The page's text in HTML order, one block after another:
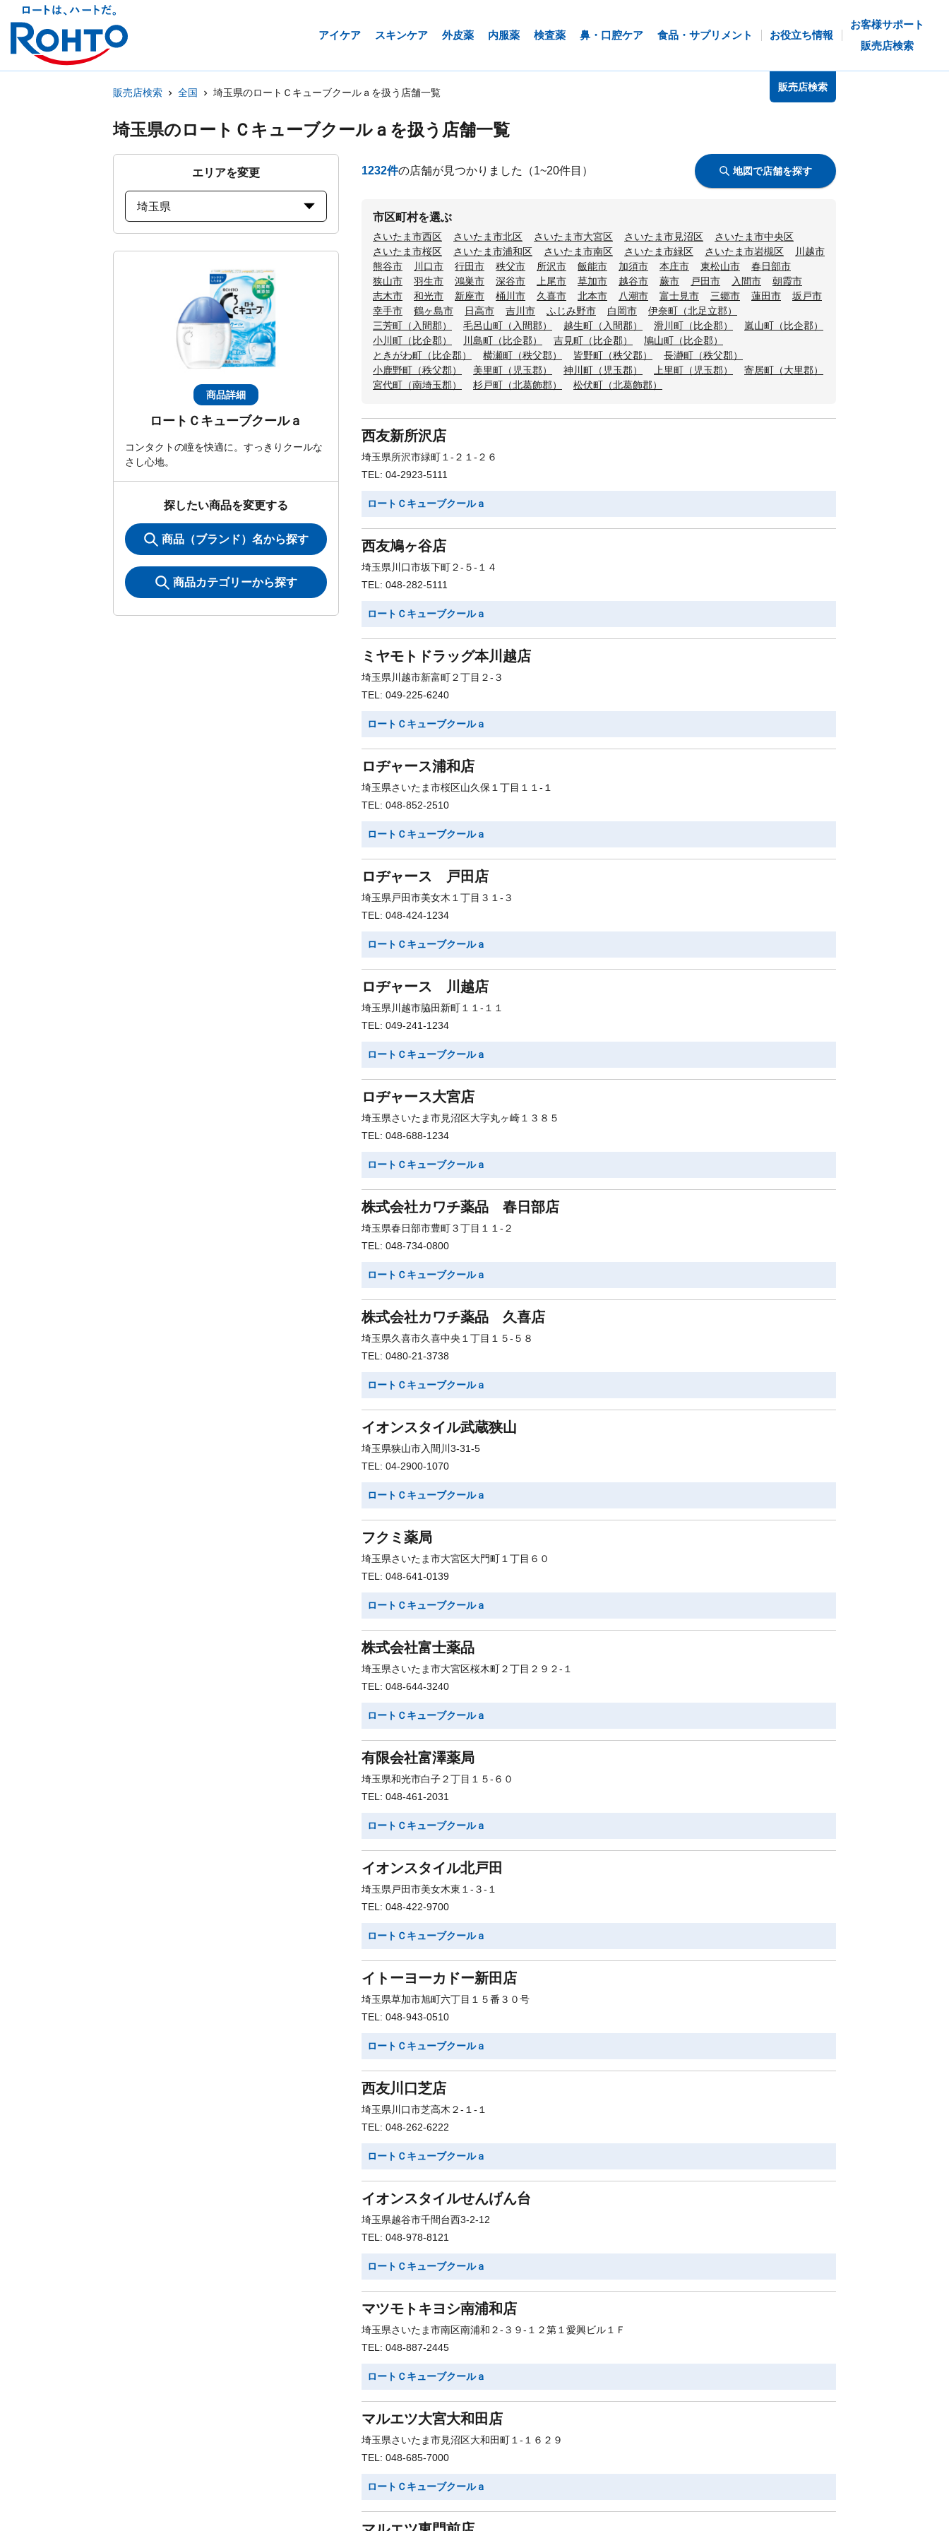
アイケア スキンケア 外皮薬 内服薬 検査薬 鼻・口腔ケア 食品・サプリメント お役立ち情報
お客様サポート
販売店検索
販売店検索 全国 埼玉県のロートＣキューブクールａを扱う店舗一覧 販売店検索
埼玉県のロートＣキューブクールａを扱う店舗一覧
エリアを変更
埼玉県
商品詳細
ロートＣキューブクールａ
コンタクトの瞳を快適に。すっきりクールな
さし心地。
探したい商品を変更する
商品（ブランド）名から探す
商品カテゴリーから探す
1232件の店舗が見つかりました （1~20件目） 地図で店舗を探す
市区町村を選ぶ
さいたま市西区 さいたま市北区 さいたま市大宮区 さいたま市見沼区
さいたま市中央区
さいたま市桜区
さいたま市浦和区 さいたま市南区 さいたま市緑区 さいたま市岩槻区
川越市
熊谷市
川口市 行田市 秩父市 所沢市 飯能市 加須市 本庄市 東松山市
春日部市
狭山市
羽生市 鴻巣市 深谷市 上尾市 草加市 越谷市 蕨市 戸田市 入間市
朝霞市
志木市
和光市 新座市 桶川市 久喜市 北本市 八潮市 富士見市 三郷市 蓮田市
坂戸市
幸手市
鶴ヶ島市 日高市 吉川市 ふじみ野市 白岡市
伊奈町（北足立郡）
三芳町（入間郡）
毛呂山町（入間郡） 越生町（入間郡） 滑川町（比企郡）
嵐山町（比企郡）
小川町（比企郡）
川島町（比企郡） 吉見町（比企郡）
鳩山町（比企郡）
ときがわ町（比企郡）
横瀬町（秩父郡） 皆野町（秩父郡）
長瀞町（秩父郡）
小鹿野町（秩父郡）
美里町（児玉郡） 神川町（児玉郡） 上里町（児玉郡）
寄居町（大里郡）
宮代町（南埼玉郡）
杉戸町（北葛飾郡） 松伏町（北葛飾郡）
西友新所沢店
埼玉県所沢市緑町１-２１-２６
TEL: 04-2923-5111
ロートＣキューブクールａ
西友鳩ヶ谷店
埼玉県川口市坂下町２-５-１４
TEL: 048-282-5111
ロートＣキューブクールａ
ミヤモトドラッグ本川越店
埼玉県川越市新富町２丁目２-３
TEL: 049-225-6240
ロートＣキューブクールａ
ロヂャース浦和店
埼玉県さいたま市桜区山久保１丁目１１-１
TEL: 048-852-2510
ロートＣキューブクールａ
ロヂャース 戸田店
埼玉県戸田市美女木１丁目３１-３
TEL: 048-424-1234
ロートＣキューブクールａ
ロヂャース 川越店
埼玉県川越市脇田新町１１-１１
TEL: 049-241-1234
ロートＣキューブクールａ
ロヂャース大宮店
埼玉県さいたま市見沼区大字丸ヶ崎１３８５
TEL: 048-688-1234
ロートＣキューブクールａ
株式会社カワチ薬品 春日部店
埼玉県春日部市豊町３丁目１１-２
TEL: 048-734-0800
ロートＣキューブクールａ
株式会社カワチ薬品 久喜店
埼玉県久喜市久喜中央１丁目１５-５８
TEL: 0480-21-3738
ロートＣキューブクールａ
イオンスタイル武蔵狭山
埼玉県狭山市入間川3-31-5
TEL: 04-2900-1070
ロートＣキューブクールａ
フクミ薬局
埼玉県さいたま市大宮区大門町１丁目６０
TEL: 048-641-0139
ロートＣキューブクールａ
株式会社富士薬品
埼玉県さいたま市大宮区桜木町２丁目２９２-１
TEL: 048-644-3240
ロートＣキューブクールａ
有限会社富澤薬局
埼玉県和光市白子２丁目１５-６０
TEL: 048-461-2031
ロートＣキューブクールａ
イオンスタイル北戸田
埼玉県戸田市美女木東１-３-１
TEL: 048-422-9700
ロートＣキューブクールａ
イトーヨーカドー新田店
埼玉県草加市旭町六丁目１５番３０号
TEL: 048-943-0510
ロートＣキューブクールａ
西友川口芝店
埼玉県川口市芝高木２-１-１
TEL: 048-262-6222
ロートＣキューブクールａ
イオンスタイルせんげん台
埼玉県越谷市千間台西3-2-12
TEL: 048-978-8121
ロートＣキューブクールａ
マツモトキヨシ南浦和店
埼玉県さいたま市南区南浦和２-３９-１２第１愛興ビル１Ｆ
TEL: 048-887-2445
ロートＣキューブクールａ
マルエツ大宮大和田店
埼玉県さいたま市見沼区大和田町１-１６２９
TEL: 048-685-7000
ロートＣキューブクールａ